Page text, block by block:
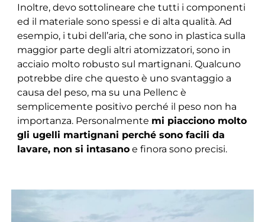
Inoltre, devo sottolineare che tutti i componenti
ed il materiale sono spessi e di alta qualità. Ad
esempio, i tubi dell’aria, che sono in plastica sulla
maggior parte degli altri atomizzatori, sono in
acciaio molto robusto sul martignani. Qualcuno
potrebbe dire che questo è uno svantaggio a
causa del peso, ma su una Pellenc è
semplicemente positivo perché il peso non ha
importanza. Personalmente mi piacciono molto
gli ugelli martignani perché sono facili da
lavare, non si intasanoe finora sono precisi.